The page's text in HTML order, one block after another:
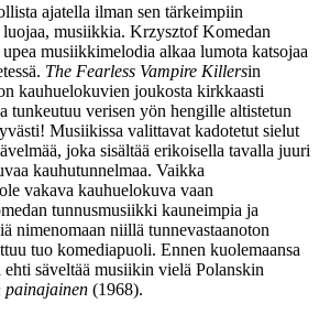
ajatella ilman sen tärkeimpiin
musiikkia. Krzysztof Komedan
upea musiikkimelodia alkaa lumota katsojaa
The Fearless Vampire Killersin
kauhuelokuvien joukosta kirkkaasti
tunkeutuu verisen yön hengille altistetun
Musiikissa valittavat kadotetut sielut
joka sisältää erikoisella tavalla juuri
kauhutunnelmaa. Vaikka
vakava kauhuelokuva vaan
tunnusmusiikki kauneimpia ja
nimenomaan niillä tunnevastaanoton
tuo komediapuoli. Ennen kuolemaansa
säveltää musiikin vielä Polanskin
painajainen (1968).